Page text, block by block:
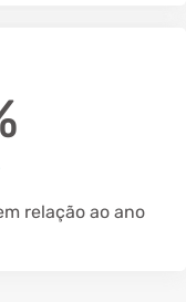
relação ao ano